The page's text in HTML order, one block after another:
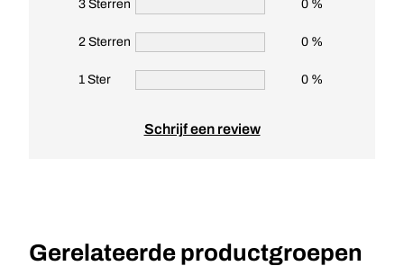
3 Sterren 0 %
2 Sterren 0 %
1 Ster 0 %
Schrijf een review
Gerelateerde productgroepen